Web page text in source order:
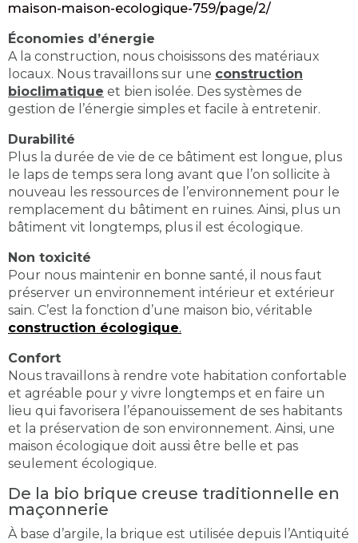
maison-maison-ecologique-759/page/2/
Économies d’énergie
A la construction, nous choisissons des matériaux
locaux. Nous travaillons sur une construction
bioclimatique et bien isolée. Des systèmes de
gestion de l’énergie simples et facile à entretenir.
Durabilité
Plus la durée de vie de ce bâtiment est longue, plus
le laps de temps sera long avant que l’on sollicite à
nouveau les ressources de l’environnement pour le
remplacement du bâtiment en ruines. Ainsi, plus un
bâtiment vit longtemps, plus il est écologique.
Non toxicité
Pour nous maintenir en bonne santé, il nous faut
préserver un environnement intérieur et extérieur
sain. C’est la fonction d’une maison bio, véritable
construction écologique.
Confort
Nous travaillons à rendre vote habitation confortable
et agréable pour y vivre longtemps et en faire un
lieu qui favorisera l’épanouissement de ses habitants
et la préservation de son environnement. Ainsi, une
maison écologique doit aussi être belle et pas
seulement écologique.
De la bio brique creuse traditionnelle en
maçonnerie
À base d’argile, la brique est utilisée depuis l’Antiquité